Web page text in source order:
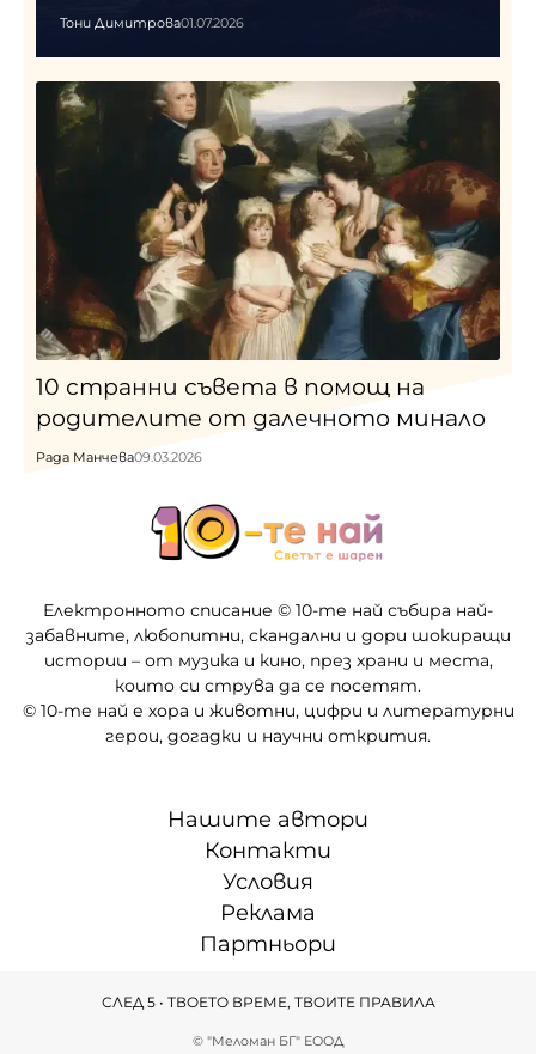
Тони Димитрова01.07.2026
10 странни съвета в помощ на
родителите от далечното минало
Рада Манчева09.03.2026
Електронното списание © 10-те най събира най-
забавните, любопитни, скандални и дори шокиращи
истории – от музика и кино, през храни и места,
които си струва да се посетят.
© 10-те най е хора и животни, цифри и литературни
герои, догадки и научни открития.
Нашите автори
Контакти
Условия
Реклама
Партньори
© "Меломан БГ" ЕООД
СЛЕД 5 • ТВОЕТО ВРЕМЕ, ТВОИТЕ ПРАВИЛА